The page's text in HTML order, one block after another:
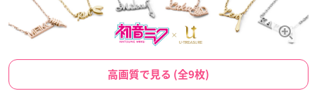
高画質で見る (全9枚)